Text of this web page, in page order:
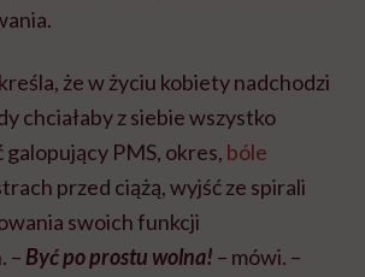
że w życiu kobiety nadchodzi
chciałaby z siebie wszystko
galopujący PMS, okres, bóle
przed ciążą, wyjść ze spirali
swoich funkcji
– Być po prostu wolna! – mówi. –